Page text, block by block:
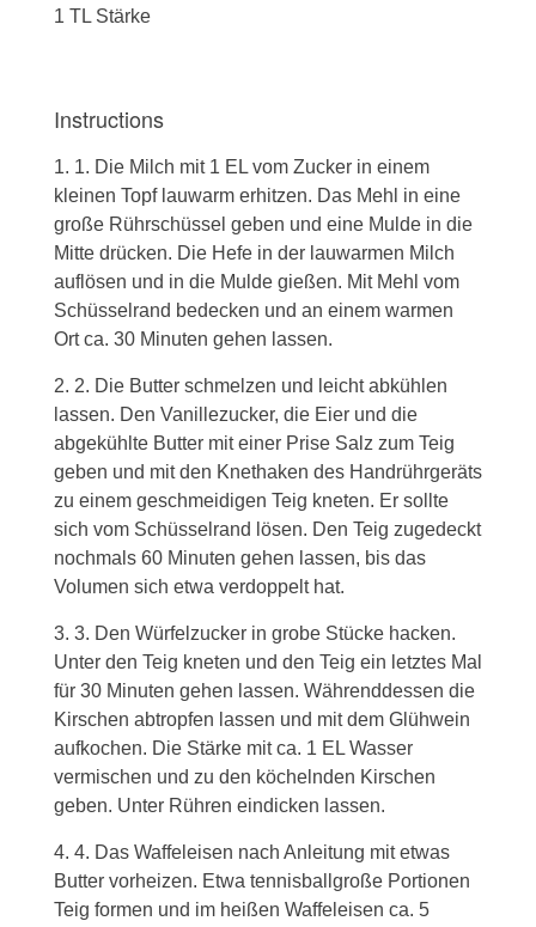
1 TL Stärke
Instructions
1. Die Milch mit 1 EL vom Zucker in einem
kleinen Topf lauwarm erhitzen. Das Mehl in eine
große Rührschüssel geben und eine Mulde in die
Mitte drücken. Die Hefe in der lauwarmen Milch
auflösen und in die Mulde gießen. Mit Mehl vom
Schüsselrand bedecken und an einem warmen
Ort ca. 30 Minuten gehen lassen.
2. Die Butter schmelzen und leicht abkühlen
lassen. Den Vanillezucker, die Eier und die
abgekühlte Butter mit einer Prise Salz zum Teig
geben und mit den Knethaken des Handrührgeräts
zu einem geschmeidigen Teig kneten. Er sollte
sich vom Schüsselrand lösen. Den Teig zugedeckt
nochmals 60 Minuten gehen lassen, bis das
Volumen sich etwa verdoppelt hat.
3. Den Würfelzucker in grobe Stücke hacken.
Unter den Teig kneten und den Teig ein letztes Mal
für 30 Minuten gehen lassen. Währenddessen die
Kirschen abtropfen lassen und mit dem Glühwein
aufkochen. Die Stärke mit ca. 1 EL Wasser
vermischen und zu den köchelnden Kirschen
geben. Unter Rühren eindicken lassen.
4. Das Waffeleisen nach Anleitung mit etwas
Butter vorheizen. Etwa tennisballgroße Portionen
Teig formen und im heißen Waffeleisen ca. 5